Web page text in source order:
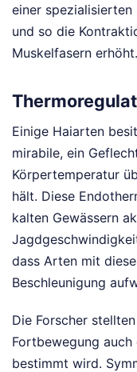
einer spezialisierten
und so die
Muskelfasern erhöht.
Einige Haiarten
mirabile, ein
Körpertemperatur
hält. Diese
kalten Gewässern
dass Arten mit
Beschleunigung
Die Forscher
Fortbewegung
bestimmt wird.